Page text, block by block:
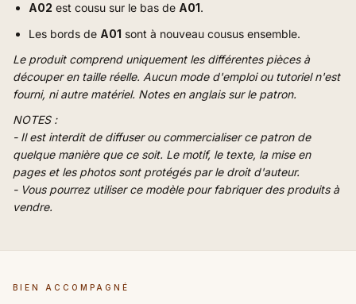
A02 est cousu sur le bas de A01.
Les bords de A01 sont à nouveau cousus ensemble.
Le produit comprend uniquement les différentes pièces à
découper en taille réelle. Aucun mode d'emploi ou tutoriel n'est
fourni, ni autre matériel. Notes en anglais sur le patron.
NOTES :
- Il est interdit de diffuser ou commercialiser ce patron de
quelque manière que ce soit. Le motif, le texte, la mise en
pages et les photos sont protégés par le droit d'auteur.
- Vous pourrez utiliser ce modèle pour fabriquer des produits à
vendre.
BIEN ACCOMPAGNÉ